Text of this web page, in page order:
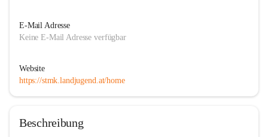
E-Mail Adresse
Keine E-Mail Adresse verfügbar
Website
https://stmk.landjugend.at/home
Beschreibung